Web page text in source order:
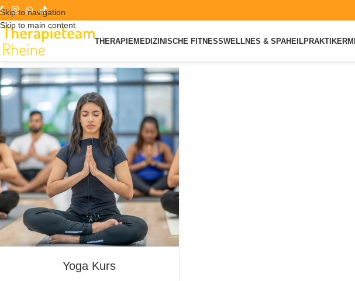
Skip to navigation
Skip to main content
THERAPIEMEDIZINISCHE FITNESSWELLNES & SPAHEILPRAKTIKER
Yoga Kurs